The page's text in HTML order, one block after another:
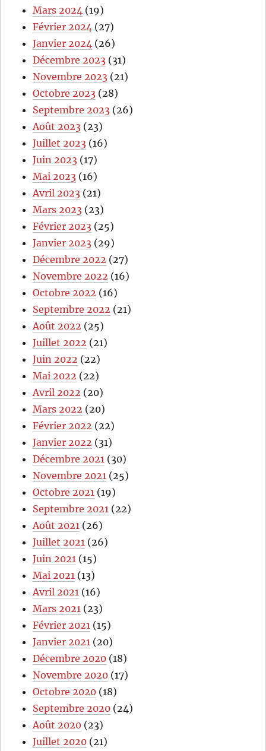
Mars 2024 (19)
Février 2024 (27)
Janvier 2024 (26)
Décembre 2023 (31)
Novembre 2023 (21)
Octobre 2023 (28)
Septembre 2023 (26)
Août 2023 (23)
Juillet 2023 (16)
Juin 2023 (17)
Mai 2023 (16)
Avril 2023 (21)
Mars 2023 (23)
Février 2023 (25)
Janvier 2023 (29)
Décembre 2022 (27)
Novembre 2022 (16)
Octobre 2022 (16)
Septembre 2022 (21)
Août 2022 (25)
Juillet 2022 (21)
Juin 2022 (22)
Mai 2022 (22)
Avril 2022 (20)
Mars 2022 (20)
Février 2022 (22)
Janvier 2022 (31)
Décembre 2021 (30)
Novembre 2021 (25)
Octobre 2021 (19)
Septembre 2021 (22)
Août 2021 (26)
Juillet 2021 (26)
Juin 2021 (15)
Mai 2021 (13)
Avril 2021 (16)
Mars 2021 (23)
Février 2021 (15)
Janvier 2021 (20)
Décembre 2020 (18)
Novembre 2020 (17)
Octobre 2020 (18)
Septembre 2020 (24)
Août 2020 (23)
Juillet 2020 (21)